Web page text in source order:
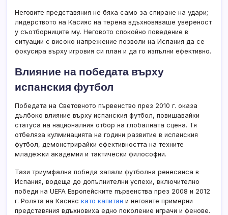
Неговите представяния не бяха само за спиране на удари;
лидерството на Касияс на терена вдъхновяваше увереност
у съотборниците му. Неговото спокойно поведение в
ситуации с високо напрежение позволи на Испания да се
фокусира върху игровия си план и да го изпълни ефективно.
Влияние на победата върху
испанския футбол
Победата на Световното първенство през 2010 г. оказа
дълбоко влияние върху испанския футбол, повишавайки
статуса на националния отбор на глобалната сцена. Тя
отбеляза кулминацията на години развитие в испанския
футбол, демонстрирайки ефективността на техните
младежки академии и тактически философии.
Тази триумфална победа запали футболна ренесанса в
Испания, водеща до допълнителни успехи, включително
победи на UEFA Европейските първенства през 2008 и 2012
г. Ролята на Касияс като капитан и неговите примерни
представяния вдъхновиха едно поколение играчи и фенове.